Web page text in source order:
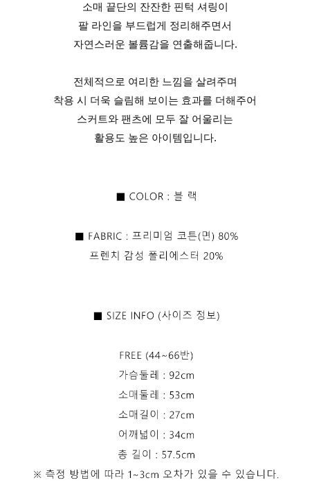
소매 끝단의 잔잔한 핀턱 셔링이
팔 라인을 부드럽게 정리해주면서
자연스러운 볼륨감을 연출해줍니다.
전체적으로 여리한 느낌을 살려주며
착용 시 더욱 슬림해 보이는 효과를 더해주어
스커트와 팬츠에 모두 잘 어울리는